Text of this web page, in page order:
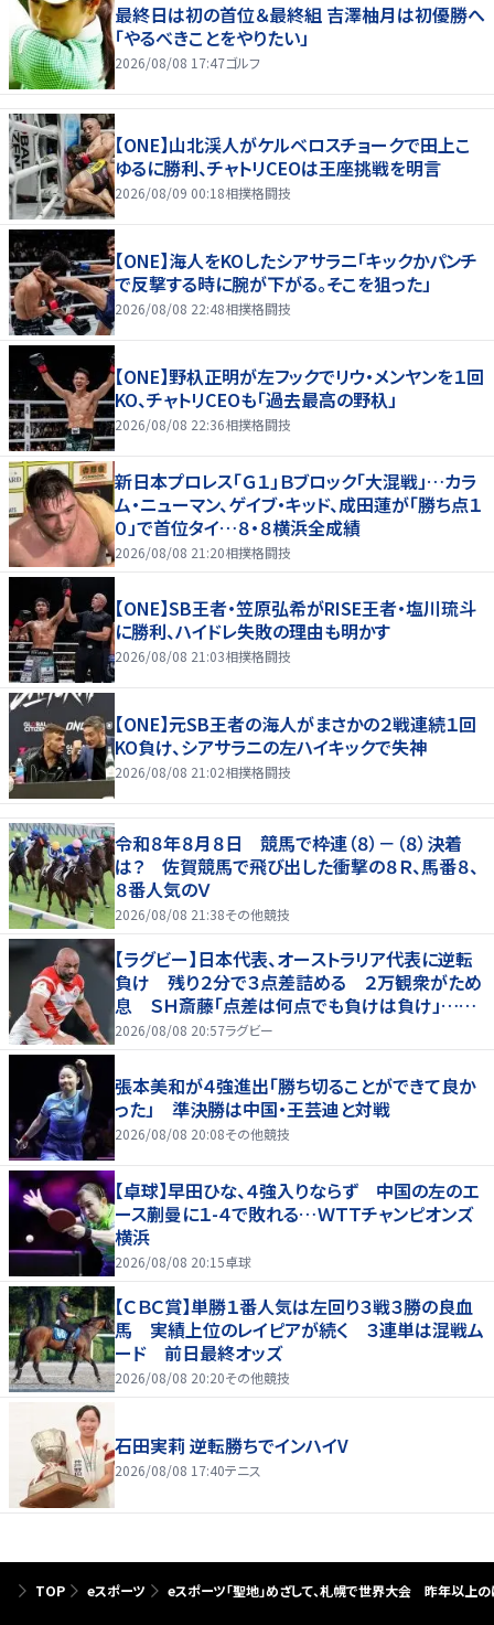
最終日は初の首位＆最終組 吉澤柚月は初優勝へ
「やるべきことをやりたい」
2026/08/08 17:47ゴルフ
【ONE】山北渓人がケルベロスチョークで田上こ
ゆるに勝利、チャトリCEOは王座挑戦を明言
2026/08/09 00:18相撲格闘技
【ONE】海人をKOしたシアサラニ「キックかパンチ
で反撃する時に腕が下がる。そこを狙った」
2026/08/08 22:48相撲格闘技
【ONE】野杁正明が左フックでリウ・メンヤンを１回
KO、チャトリCEOも「過去最高の野杁」
2026/08/08 22:36相撲格闘技
新日本プロレス「Ｇ１」Ｂブロック「大混戦」…カラ
ム・ニューマン、ゲイブ・キッド、成田蓮が「勝ち点１
０」で首位タイ…８・８横浜全成績
2026/08/08 21:20相撲格闘技
【ONE】SB王者・笠原弘希がRISE王者・塩川琉斗
に勝利、ハイドレ失敗の理由も明かす
2026/08/08 21:03相撲格闘技
【ONE】元SB王者の海人がまさかの２戦連続１回
KO負け、シアサラニの左ハイキックで失神
2026/08/08 21:02相撲格闘技
令和８年８月８日 競馬で枠連（８）－（８）決着
は？ 佐賀競馬で飛び出した衝撃の８Ｒ、馬番８、
８番人気のＶ
2026/08/08 21:38その他競技
【ラグビー】日本代表、オーストラリア代表に逆転
負け 残り２分で３点差詰める ２万観衆がため
息 ＳＨ斎藤「点差は何点でも負けは負け」…前
半にＳＯ伊藤龍が先制トライ、３２ー３５で惜敗
2026/08/08 20:57ラグビー
張本美和が４強進出「勝ち切ることができて良か
った」 準決勝は中国・王芸迪と対戦
2026/08/08 20:08その他競技
【卓球】早田ひな、４強入りならず 中国の左のエ
ース蒯曼に１-４で敗れる…ＷＴＴチャンピオンズ
横浜
2026/08/08 20:15卓球
【ＣＢＣ賞】単勝１番人気は左回り３戦３勝の良血
馬 実績上位のレイピアが続く ３連単は混戦ム
ード 前日最終オッズ
2026/08/08 20:20その他競技
石田実莉 逆転勝ちでインハイV
2026/08/08 17:40テニス
TOP eスポーツ eスポーツ「聖地」めざして、札幌で世界大会 昨年以上